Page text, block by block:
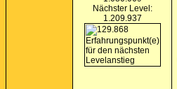
Nächster Level:
1.209.937